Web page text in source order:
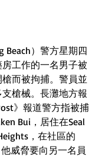
Beach）警方星期四
工作的一名男子被
而被拘捕。警員並
槍械。長灘地方報
》報道警方指被捕
Bui，居住在Seal
，在社區的
威脅要向另一名員